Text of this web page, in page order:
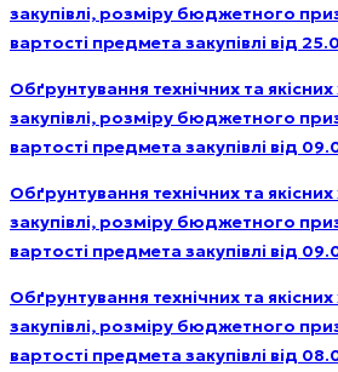
закупівлі, розміру бюджетного
вартості предмета закупівлі від
Обґрунтування технічних та
закупівлі, розміру бюджетного
вартості предмета закупівлі від
Обґрунтування технічних та
закупівлі, розміру бюджетного
вартості предмета закупівлі від
Обґрунтування технічних та
закупівлі, розміру бюджетного
вартості предмета закупівлі від